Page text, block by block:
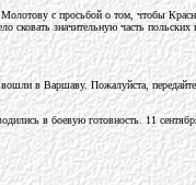
с просьбой о том, чтобы
значительную часть
в Варшаву. Пожалуйста, передайте
в боевую готовность. 11